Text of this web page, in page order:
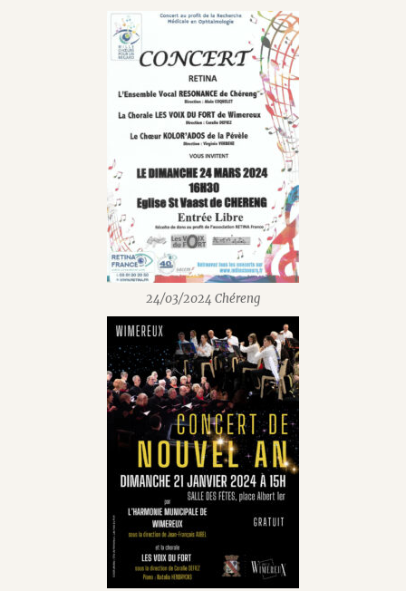
24/03/2024 Chéreng